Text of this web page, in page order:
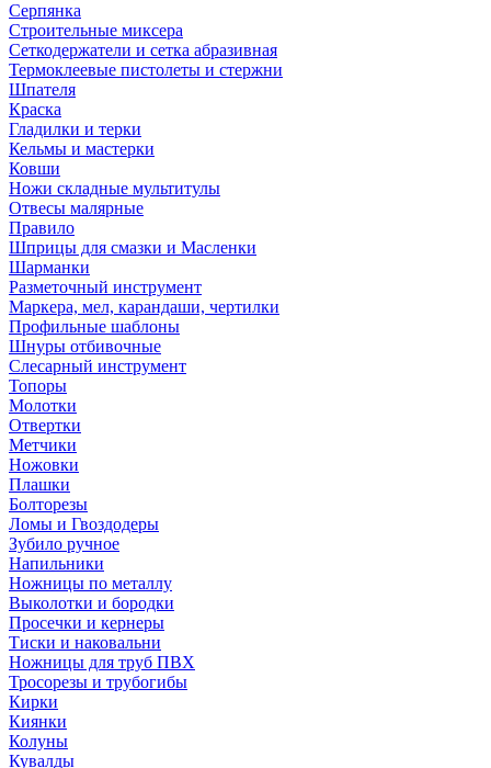
Серпянка
Строительные миксера
Сеткодержатели и сетка абразивная
Термоклеевые пистолеты и стержни
Шпателя
Краска
Гладилки и терки
Кельмы и мастерки
Ковши
Ножи складные мультитулы
Отвесы малярные
Правило
Шприцы для смазки и Масленки
Шарманки
Разметочный инструмент
Маркера, мел, карандаши, чертилки
Профильные шаблоны
Шнуры отбивочные
Слесарный инструмент
Топоры
Молотки
Отвертки
Метчики
Ножовки
Плашки
Болторезы
Ломы и Гвоздодеры
Зубило ручное
Напильники
Ножницы по металлу
Выколотки и бородки
Просечки и кернеры
Тиски и наковальни
Ножницы для труб ПВХ
Тросорезы и трубогибы
Кирки
Киянки
Колуны
Кувалды